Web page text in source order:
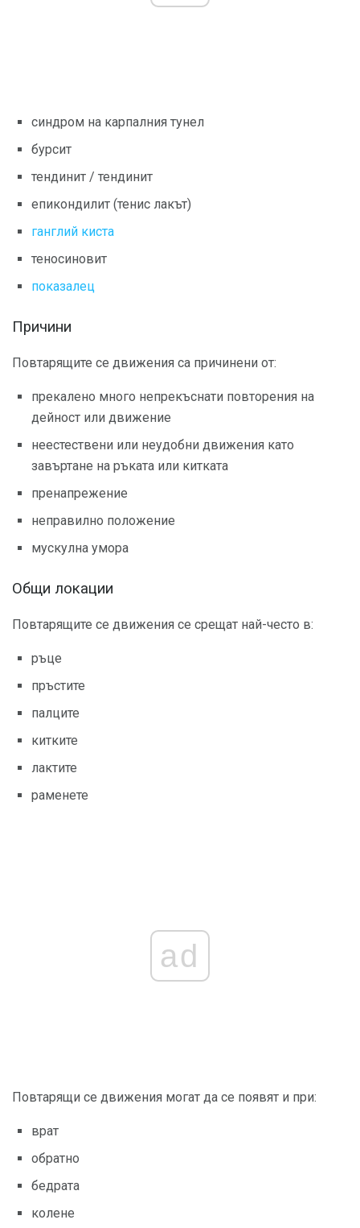
синдром на карпалния тунел
бурсит
тендинит / тендинит
епикондилит (тенис лакът)
ганглий киста
теносиновит
показалец
Причини
Повтарящите се движения са причинени от:
прекалено много непрекъснати повторения на
дейност или движение
неестествени или неудобни движения като
завъртане на ръката или китката
пренапрежение
неправилно положение
мускулна умора
Общи локации
Повтарящите се движения се срещат най-често в:
ръце
пръстите
палците
китките
лактите
раменете
ad
Повтарящи се движения могат да се появят и при:
врат
обратно
бедрата
колене